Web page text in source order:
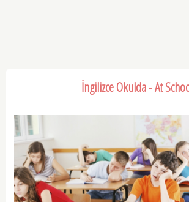
İngilizce Okulda - At